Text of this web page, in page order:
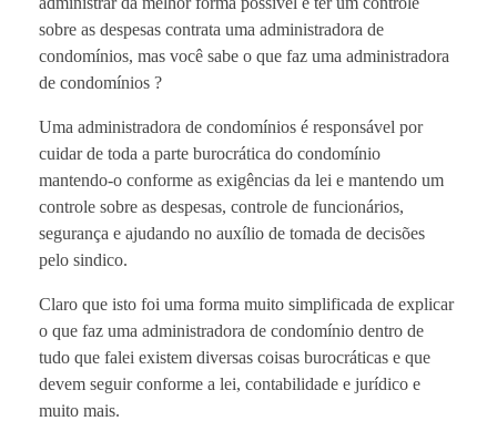
sobre as despesas contrata uma administradora de
condomínios, mas você sabe o que faz uma administradora
de condomínios ?
Uma administradora de condomínios é responsável por
cuidar de toda a parte burocrática do condomínio
mantendo-o conforme as exigências da lei e mantendo um
controle sobre as despesas, controle de funcionários,
segurança e ajudando no auxílio de tomada de decisões
pelo sindico.
Claro que isto foi uma forma muito simplificada de explicar
o que faz uma administradora de condomínio dentro de
tudo que falei existem diversas coisas burocráticas e que
devem seguir conforme a lei, contabilidade e jurídico e
muito mais.